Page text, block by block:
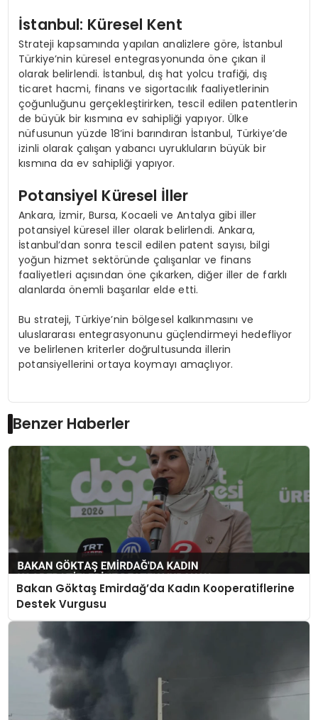
İstanbul: Küresel Kent
Strateji kapsamında yapılan analizlere göre, İstanbul
Türkiye’nin küresel entegrasyonunda öne çıkan il
olarak belirlendi. İstanbul, dış hat yolcu trafiği, dış
ticaret hacmi, finans ve sigortacılık faaliyetlerinin
çoğunluğunu gerçekleştirirken, tescil edilen patentlerin
de büyük bir kısmına ev sahipliği yapıyor. Ülke
nüfusunun yüzde 18’ini barındıran İstanbul, Türkiye’de
izinli olarak çalışan yabancı uyrukluların büyük bir
kısmına da ev sahipliği yapıyor.
Potansiyel Küresel İller
Ankara, İzmir, Bursa, Kocaeli ve Antalya gibi iller
potansiyel küresel iller olarak belirlendi. Ankara,
İstanbul’dan sonra tescil edilen patent sayısı, bilgi
yoğun hizmet sektöründe çalışanlar ve finans
faaliyetleri açısından öne çıkarken, diğer iller de farklı
alanlarda önemli başarılar elde etti.
Bu strateji, Türkiye’nin bölgesel kalkınmasını ve
uluslararası entegrasyonunu güçlendirmeyi hedefliyor
ve belirlenen kriterler doğrultusunda illerin
potansiyellerini ortaya koymayı amaçlıyor.
Benzer Haberler
Bakan Göktaş Emirdağ’da Kadın Kooperatiflerine
Destek Vurgusu